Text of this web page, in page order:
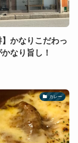
かなりこだわっ
なり旨し！
カレー